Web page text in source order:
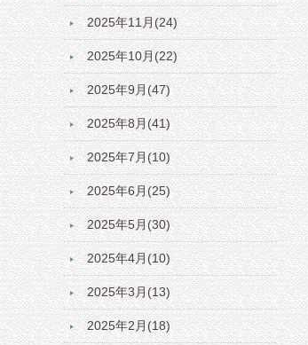
2025年11月(24)
2025年10月(22)
2025年9月(47)
2025年8月(41)
2025年7月(10)
2025年6月(25)
2025年5月(30)
2025年4月(10)
2025年3月(13)
2025年2月(18)